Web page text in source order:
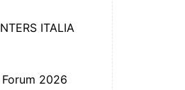
ITALIA
2026